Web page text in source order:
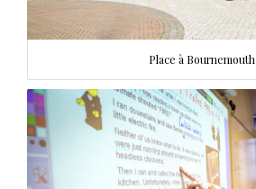
Place à Bournemouth